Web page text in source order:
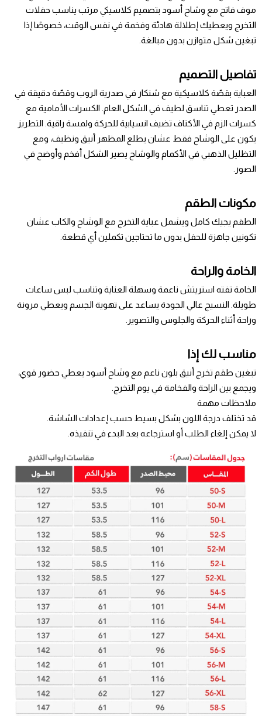
موف فاتح مع وشاح أسود بتصميم كلاسيكي مرتب يناسب حفلات
التخرج ويعطيك إطلالة هادئة وفخمة في نفس الوقت، خصوصًا إذا
تبغين شكل متوازن بدون مبالغة.
تفاصيل التصميم
العباية بقصّة كلاسيكية مع شنكار في صدرية الروب وقصّة دقيقة في
الصدر تعطي تناسق لطيف في الشكل العام. الكسرات الأمامية مع
كسرات الزم في الأكتاف تضيف انسيابية للحركة ولمسة راقية. التطريز
يكون على الوشاح فقط عشان يطلع المظهر أنيق ونظيف، ومع
التظليل الذهبي في الأكمام والوشاح يصير الشكل أفخم وأوضح في
الصور.
مكونات الطقم
الطقم يجيك كامل ويشمل عباية التخرج مع الوشاح والكاب عشان
تكونين جاهزة للحفل بدون ما تحتاجين تكملين أي قطعة.
الخامة والراحة
الخامة تفته استريتش ناعمة وسهلة العناية وتناسب لبس ساعات
طويلة. النسيج عالي الجودة يساعد على تهوية الجسم ويعطي مرونة
وراحة أثناء الحركة والجلوس والتصوير.
مناسب لك إذا
تبغين طقم تخرج أنيق بلون ناعم مع وشاح أسود يعطي حضور قوي،
ويجمع بين الراحة والفخامة في يوم التخرج.
ملاحظات مهمة
قد تختلف درجة اللون بشكل بسيط حسب إعدادات الشاشة.
لا يمكن إلغاء الطلب أو استرجاعه بعد البدء في تنفيذه.